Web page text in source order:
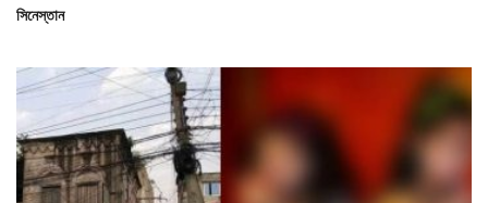
সিনেস্তান